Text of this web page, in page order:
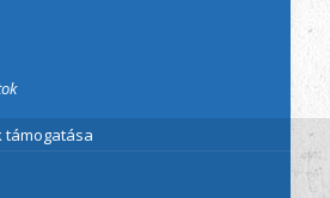
támogatása